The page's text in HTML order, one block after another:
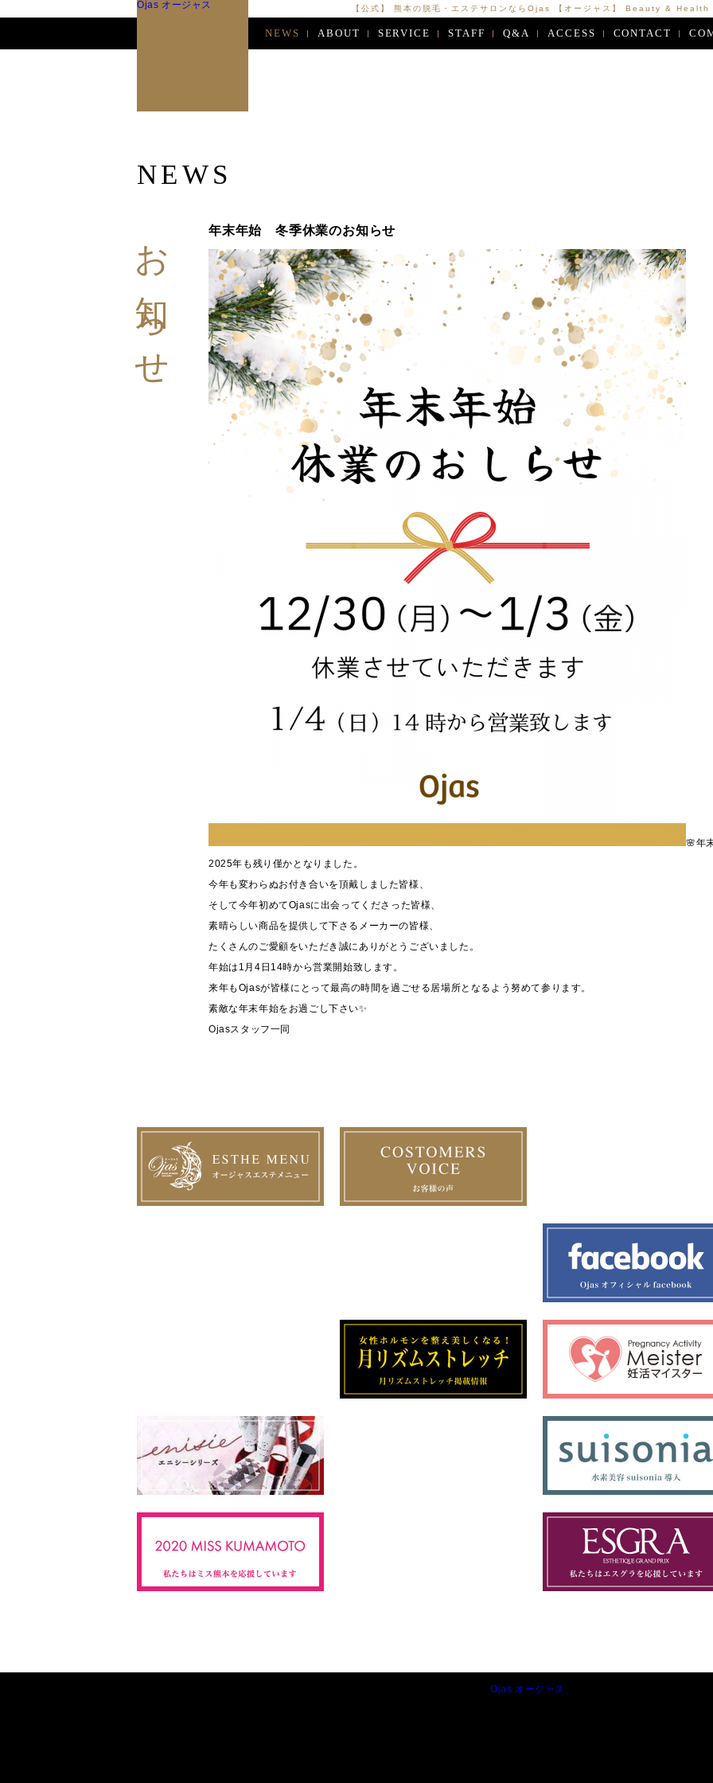
Ojas オージャス 【公式】 熊本の脱毛・エステサロンならOjas 【オージャス】 Beauty &
NEWS ABOUT SERVICE STAFF Q&A ACCESS CONTACT
NEWS
お知らせ 年末年始 冬季休業のお知らせ
🌸年
2025年も残り僅かとなりました。
今年も変わらぬお付き合いを頂戴しました皆様、
そして今年初めてOjasに出会ってくださった皆様、
素晴らしい商品を提供して下さるメーカーの皆様、
たくさんのご愛顧をいただき誠にありがとうございました。
年始は1月4日14時から営業開始致します。
来年もOjasが皆様にとって最高の時間を過ごせる居場所となるよう努めて参ります。
素敵な年末年始をお過ごし下さい✨
Ojasスタッフ一同
Ojas オージャス